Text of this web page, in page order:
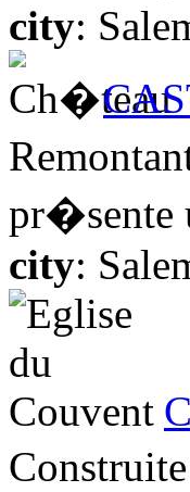
city:
pr�sente
city: